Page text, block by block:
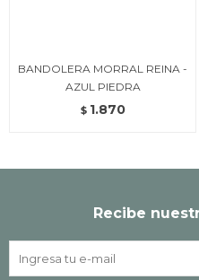
BANDOLERA MORRAL REINA -
AZUL PIEDRA
$ 1.870
Recibe